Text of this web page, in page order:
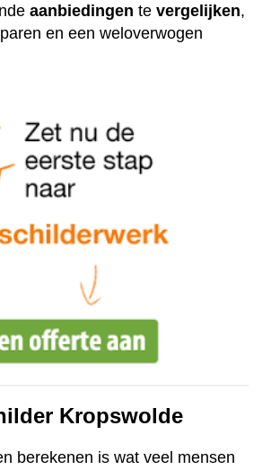
aanbiedingen te vergelijken,
en een weloverwogen
Kropswolde
berekenen is wat veel mensen